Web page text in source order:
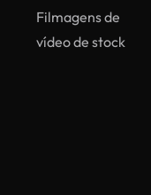
Filmagens de
vídeo de stock